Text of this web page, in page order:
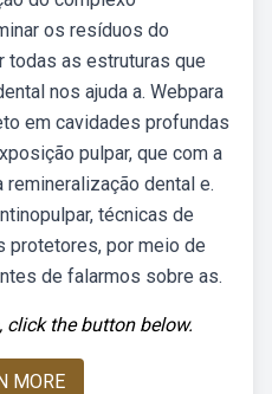
os resíduos do
todas as estruturas que
nos ajuda a. Webpara
em cavidades profundas
pulpar, que com a
remineralização dental e.
técnicas de
protetores, por meio de
de falarmos sobre as.
the button below.
MORE